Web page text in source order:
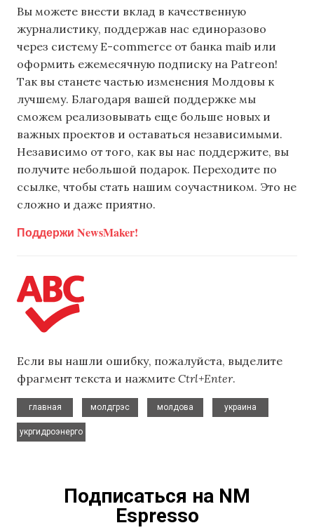
Вы можете внести вклад в качественную
журналистику, поддержав нас единоразово
через систему E-commerce от банка maib или
оформить ежемесячную подписку на Patreon!
Так вы станете частью изменения Молдовы к
лучшему. Благодаря вашей поддержке мы
сможем реализовывать еще больше новых и
важных проектов и оставаться независимыми.
Независимо от того, как вы нас поддержите, вы
получите небольшой подарок. Переходите по
ссылке, чтобы стать нашим соучастником. Это не
сложно и даже приятно.
Поддержи NewsMaker!
Если вы нашли ошибку, пожалуйста, выделите
фрагмент текста и нажмите Ctrl+Enter.
главная
молдгрэс
молдова
украина
укргидроэнерго
Подписаться на NM
Espresso